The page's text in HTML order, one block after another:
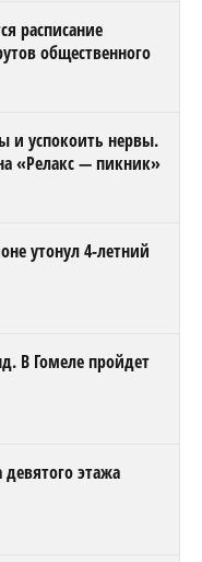
расписание
общественного
и успокоить нервы.
«Релакс — пикник»
утонул 4-летний
В Гомеле пройдет
этажа